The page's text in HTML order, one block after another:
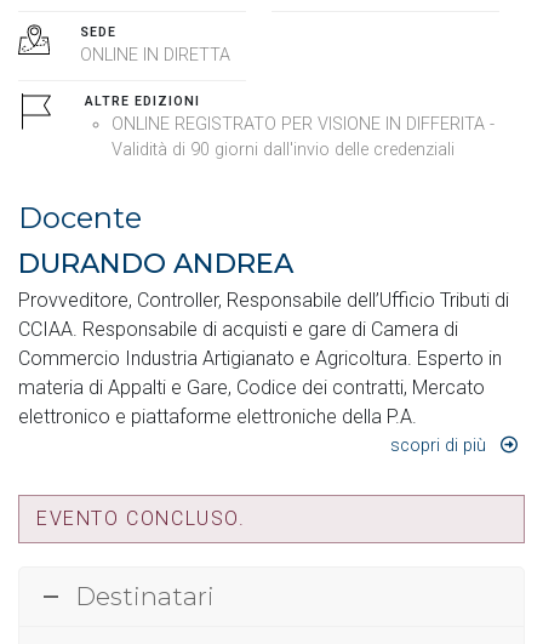
SEDE
ONLINE IN DIRETTA
ALTRE EDIZIONI
ONLINE REGISTRATO PER VISIONE IN DIFFERITA -
Validità di 90 giorni dall'invio delle credenziali
Docente
DURANDO ANDREA
Provveditore, Controller, Responsabile dell’Ufficio Tributi di
CCIAA. Responsabile di acquisti e gare di Camera di
Commercio Industria Artigianato e Agricoltura. Esperto in
materia di Appalti e Gare, Codice dei contratti, Mercato
elettronico e piattaforme elettroniche della P.A.
scopri di più
EVENTO CONCLUSO.
Destinatari